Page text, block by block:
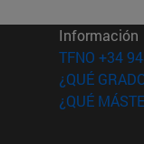
ventana)
ventana)
en nueva ventana)
Información
TFNO +34
¿QUÉ
¿QUÉ